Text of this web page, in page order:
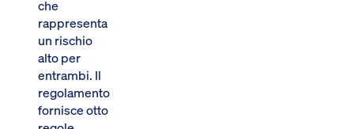
che
rappresenta
un rischio
alto per
entrambi. Il
regolamento
fornisce otto